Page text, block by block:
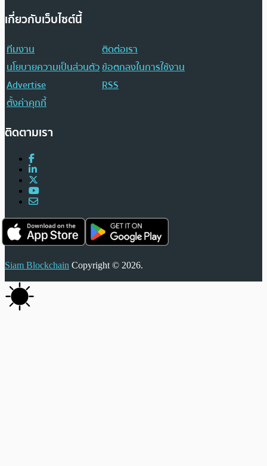
เกี่ยวกับเว็บไซต์นี้
ทีมงาน
ติดต่อเรา
นโยบายความเป็นส่วนตัวข้อตกลงในการใช้งาน
Advertise
RSS
ตั้งค่าคุกกี้
ติดตามเรา
Siam Blockchain Copyright © 2026.